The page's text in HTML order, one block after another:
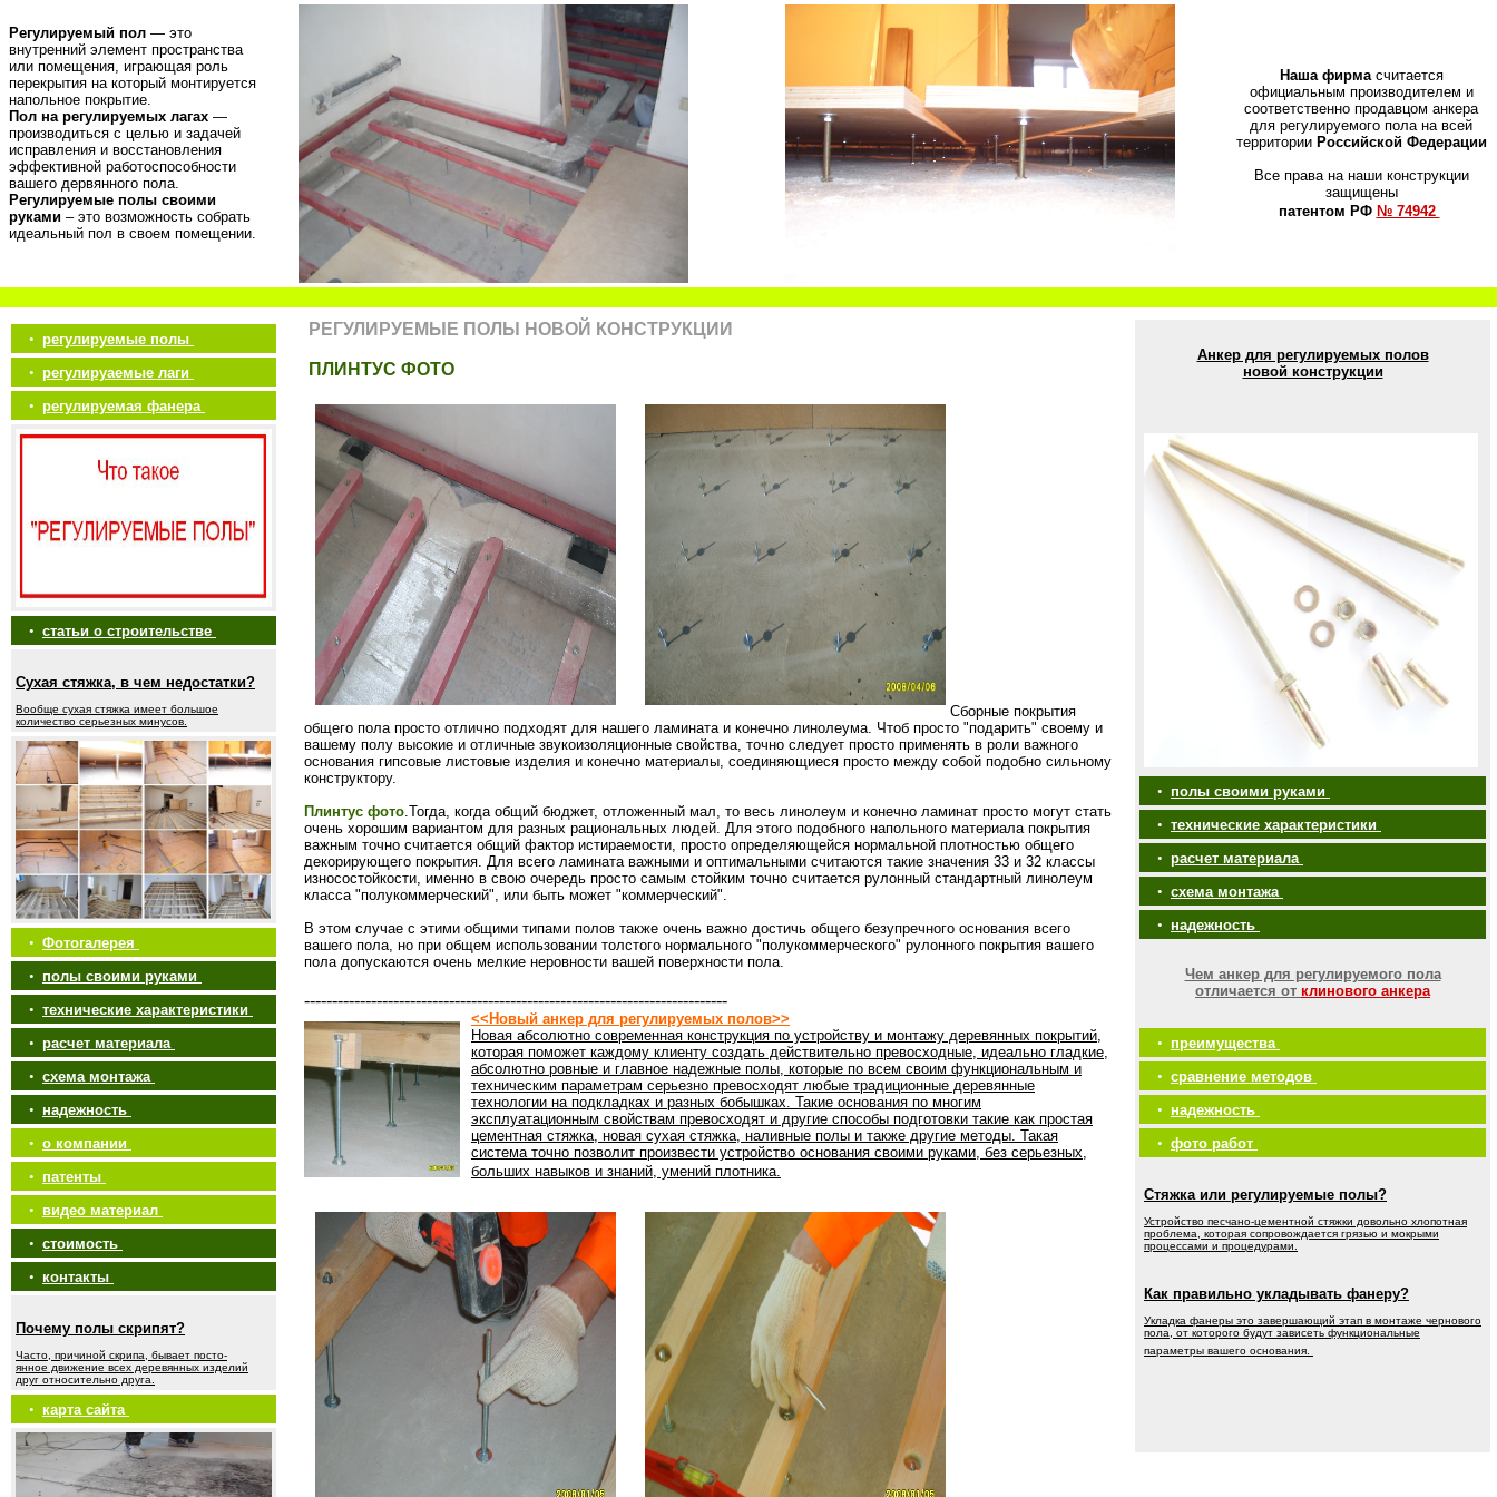
Регулируемый пол — это
внутренний элемент пространства
или помещения, играющая роль
перекрытия на который монтируется
напольное покрытие.
Пол на регулируемых лагах —
производиться с целью и задачей
исправления и восстановления
эффективной работоспособности
вашего дервянного пола.
Регулируемые полы своими
руками – это возможность собрать
идеальный пол в своем помещении.
Наша фирмасчитается
официальным производителем и
соответственно продавцом анкера
для регулируемого пола на всей
территории Российской Федерации
Все права на наши конструкции
защищены
патентом РФ № 74942
• регулируемые полы
• регулируаемые лаги
• регулируемая фанера
• статьи о строительстве
Сухая стяжка, в чем недостатки?
Вообще сухая стяжка имеет большое
количество серьезных минусов.
• Фотогалерея
• полы своими руками
• технические характеристики
• расчет материала
• схема монтажа
• надежность
• о компании
• патенты
• видео материал
• стоимость
• контакты
Почему полы скрипят?
Часто, причиной скрипа, бывает посто-
янное движение всех деревянных изделий
друг относительно друга.
• карта сайта
РЕГУЛИРУЕМЫЕ ПОЛЫ НОВОЙ КОНСТРУКЦИИ
ПЛИНТУС ФОТО
Сборные покрытия
общего пола просто отлично подходят для нашего ламината и конечно линолеума. Чтоб просто "подарить" своему и
вашему полу высокие и отличные звукоизоляционные свойства, точно следует просто применять в роли важного
основания гипсовые листовые изделия и конечно материалы, соединяющиеся просто между собой подобно сильному
конструктору.
Плинтус фото.Тогда, когда общий бюджет, отложенный мал, то весь линолеум и конечно ламинат просто могут стать
очень хорошим вариантом для разных рациональных людей. Для этого подобного напольного материала покрытия
важным точно считается общий фактор истираемости, просто определяющейся нормальной плотностью общего
декорирующего покрытия. Для всего ламината важными и оптимальными считаются такие значения 33 и 32 классы
износостойкости, именно в свою очередь просто самым стойким точно считается рулонный стандартный линолеум
класса "полукоммерческий", или быть может "коммерческий".
В этом случае с этими общими типами полов также очень важно достичь общего безупречного основания всего
вашего пола, но при общем использовании толстого нормального "полукоммерческого" рулонного покрытия вашего
пола допускаются очень мелкие неровности вашей поверхности пола.
----------------------------------------------------------------------------
<<Новый анкер для регулируемых полов>>
Новая абсолютно современная конструкция по устройству и монтажу деревянных покрытий,
которая поможет каждому клиенту создать действительно превосходные, идеально гладкие,
абсолютно ровные и главное надежные полы, которые по всем своим функциональным и
техническим параметрам серьезно превосходят любые традиционные деревянные
технологии на подкладках и разных бобышках. Такие основания по многим
эксплуатационным свойствам превосходят и другие способы подготовки такие как простая
цементная стяжка, новая сухая стяжка, наливные полы и также другие методы. Такая
система точно позволит произвести устройство основания своими руками, без серьезных,
больших навыков и знаний, умений плотника.
Анкер для регулируемых полов
новой конструкции
• полы своими руками
• технические характеристики
• расчет материала
• схема монтажа
• надежность
Чем анкер для регулируемого пола
отличается от клинового анкера
• преимущества
• сравнение методов
• надежность
• фото работ
Стяжка или регулируемые полы?
Устройство песчано-цементной стяжки довольно хлопотная
проблема, которая сопровождается грязью и мокрыми
процессами и процедурами.
Как правильно укладывать фанеру?
Укладка фанеры это завершающий этап в монтаже чернового
пола, от которого будут зависеть функциональные
параметры вашего основания.